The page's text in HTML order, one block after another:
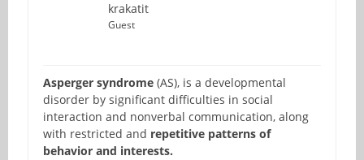
krakatit
Guest
Asperger syndrome (AS), is a developmental
disorder by significant difficulties in social
interaction and nonverbal communication, along
with restricted and repetitive patterns of
behavior and interests.